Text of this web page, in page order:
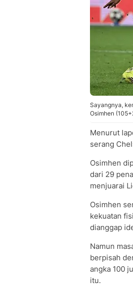
Sayangnya,
Osimhen
Menurut
serang
Osimhen
dari 29
menjuarai
Osimhen
kekuatan
dianggap
Namun
berpisah
angka 100
itu.